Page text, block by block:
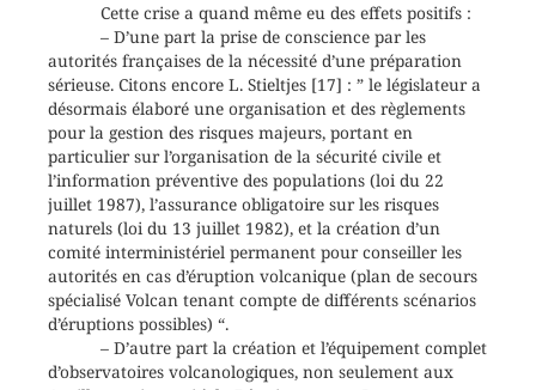
Cette crise a quand même eu des effets positifs :
– D’une part la prise de conscience par les
autorités françaises de la nécessité d’une préparation
sérieuse. Citons encore L. Stieltjes [17] : ” le législateur a
désormais élaboré une organisation et des règlements
pour la gestion des risques majeurs, portant en
particulier sur l’organisation de la sécurité civile et
l’information préventive des populations (loi du 22
juillet 1987), l’assurance obligatoire sur les risques
naturels (loi du 13 juillet 1982), et la création d’un
comité interministériel permanent pour conseiller les
autorités en cas d’éruption volcanique (plan de secours
spécialisé Volcan tenant compte de différents scénarios
d’éruptions possibles) “.
– D’autre part la création et l’équipement complet
d’observatoires volcanologiques, non seulement aux